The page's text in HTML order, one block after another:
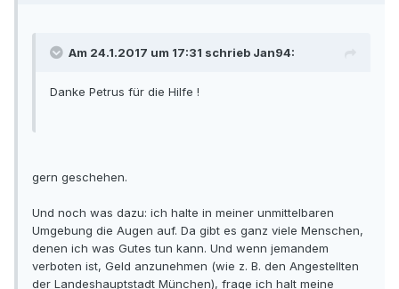
Am 24.1.2017 um 17:31 schrieb Jan94:
Danke Petrus für die Hilfe !
gern geschehen.
Und noch was dazu: ich halte in meiner unmittelbaren
Umgebung die Augen auf. Da gibt es ganz viele Menschen,
denen ich was Gutes tun kann. Und wenn jemandem
verboten ist, Geld anzunehmen (wie z. B. den Angestellten
der Landeshauptstadt München), frage ich halt meine